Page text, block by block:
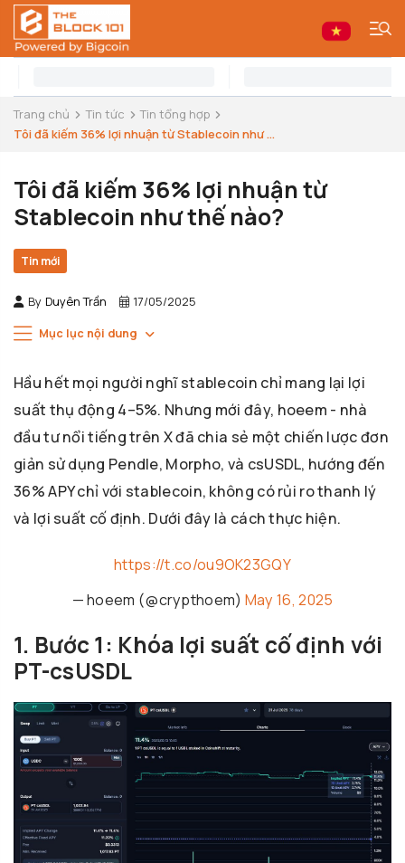
Trang chủ Tin tức
Tin tổng hợp
Tôi đã kiếm 36% lợi nhuận từ Stablecoin như ...
Tôi đã kiếm 36% lợi nhuận từ
Stablecoin như thế nào?
Tin mới
By Duyên Trần 17/05/2025
Mục lục nội dung
Hầu hết mọi người nghĩ stablecoin chỉ mang lại lợi
suất thụ động 4–5%. Nhưng mới đây, hoeem - nhà
đầu tư nổi tiếng trên X đã chia sẻ một chiến lược đơn
giản sử dụng Pendle, Morpho, và csUSDL, hướng đến
36% APY chỉ với stablecoin, không có rủi ro thanh lý
và lợi suất cố định. Dưới đây là cách thực hiện.
https://t.co/ou9OK23GQY
— hoeem (@crypthoem) May 16, 2025
1. Bước 1: Khóa lợi suất cố định với
PT-csUSDL